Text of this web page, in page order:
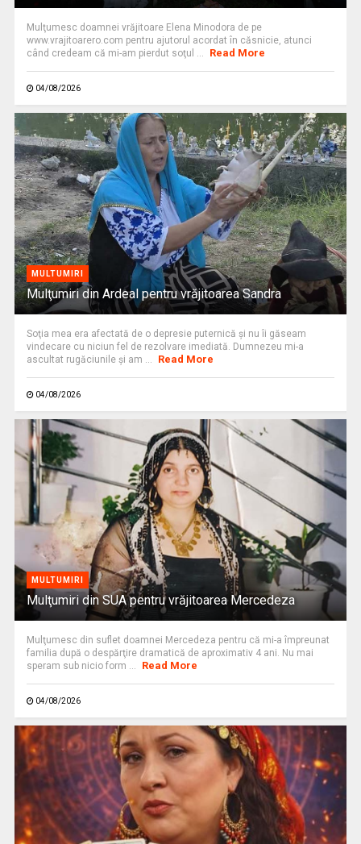
Mulţumesc doamnei vrăjitoare Elena Minodora de pe
www.vrajitoarero.com pentru ajutorul acordat în căsnicie, atunci
când credeam că mi-am pierdut soţul ...
Read More
04/08/2026
MULTUMIRI
Mulţumiri din Ardeal pentru vrăjitoarea Sandra
Soţia mea era afectată de o depresie puternică şi nu îi găseam
vindecare cu niciun fel de rezolvare imediată. Dumnezeu mi-a
ascultat rugăciunile şi am ...
Read More
04/08/2026
MULTUMIRI
Mulţumiri din SUA pentru vrăjitoarea Mercedeza
Mulţumesc din suflet doamnei Mercedeza pentru că mi-a împreunat
familia după o despărţire dramatică de aproximativ 4 ani. Nu mai
speram sub nicio form ...
Read More
04/08/2026